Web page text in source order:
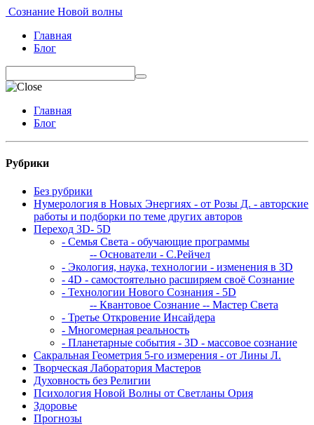
Сознание Новой волны
Главная
Блог
Главная
Блог
Рубрики
Без рубрики
Нумерология в Новых Энергиях - от Розы Д. - авторские
работы и подборки по теме других авторов
Переход 3D- 5D
- Семья Света - обучающие программы
-- Основатели - С.Рейчел
- Экология, наука, технологии - изменения в 3D
- 4D - самостоятельно расширяем своё Сознание
- Технологии Нового Сознания - 5D
-- Квантовое Сознание -- Мастер Света
- Третье Откровение Инсайдера
- Многомерная реальность
- Планетарные события - 3D - массовое сознание
Сакральная Геометрия 5-го измерения - от Лины Л.
Творческая Лаборатория Мастеров
Духовность без Религии
Психология Новой Волны от Светланы Ория
Здоровье
Прогнозы